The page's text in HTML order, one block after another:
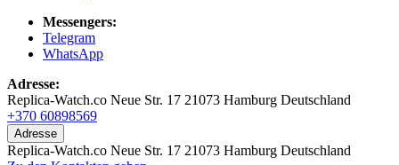
Messengers:
Telegram
WhatsApp
Adresse:
Replica-Watch.co Neue Str. 17 21073 Hamburg Deutschland
+370 60898569
Adresse
Replica-Watch.co Neue Str. 17 21073 Hamburg Deutschland